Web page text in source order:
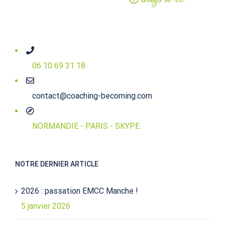
06 10 69 31 18
contact@coaching-becoming.com
NORMANDIE - PARIS - SKYPE
NOTRE DERNIER ARTICLE
2026 : passation EMCC Manche !
5 janvier 2026